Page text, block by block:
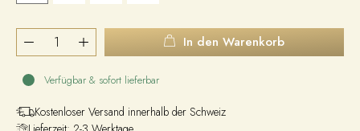
In den Warenkorb
Verfügbar & sofort lieferbar
Kostenloser Versand innerhalb der Schweiz